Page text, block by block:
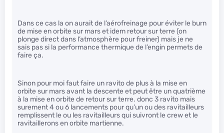
Dans ce cas la on aurait de l’aérofreinage pour éviter le burn
de mise en orbite sur mars et idem retour sur terre (on
plonge direct dans l’atmosphère pour freiner) mais je ne
sais pas si la performance thermique de l’engin permets de
faire ça.
Sinon pour moi faut faire un ravito de plus à la mise en
orbite sur mars avant la descente et peut être un quatrième
à la mise en orbite de retour sur terre. donc 3 ravito mais
surement 4 ou 6 lancements pour qu’un ou des ravitailleurs
remplissent le ou les ravitailleurs qui suivront le crew et le
ravitaillerons en orbite martienne.